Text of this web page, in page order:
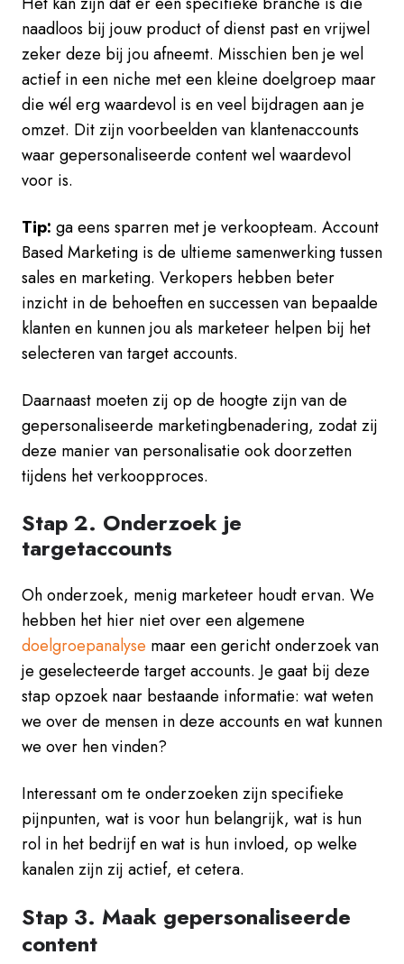
naadloos bij jouw product of dienst past en vrijwel
zeker deze bij jou afneemt. Misschien ben je wel
actief in een niche met een kleine doelgroep maar
die wél erg waardevol is en veel bijdragen aan je
omzet. Dit zijn voorbeelden van klantenaccounts
waar gepersonaliseerde content wel waardevol
voor is.
Tip: ga eens sparren met je verkoopteam. Account
Based Marketing is de ultieme samenwerking tussen
sales en marketing. Verkopers hebben beter
inzicht in de behoeften en successen van bepaalde
klanten en kunnen jou als marketeer helpen bij het
selecteren van target accounts.
Daarnaast moeten zij op de hoogte zijn van de
gepersonaliseerde marketingbenadering, zodat zij
deze manier van personalisatie ook doorzetten
tijdens het verkoopproces.
Stap 2. Onderzoek je
targetaccounts
Oh onderzoek, menig marketeer houdt ervan. We
hebben het hier niet over een algemene
doelgroepanalyse maar een gericht onderzoek van
je geselecteerde target accounts. Je gaat bij deze
stap opzoek naar bestaande informatie: wat weten
we over de mensen in deze accounts en wat kunnen
we over hen vinden?
Interessant om te onderzoeken zijn specifieke
pijnpunten, wat is voor hun belangrijk, wat is hun
rol in het bedrijf en wat is hun invloed, op welke
kanalen zijn zij actief, et cetera.
Stap 3. Maak gepersonaliseerde
content